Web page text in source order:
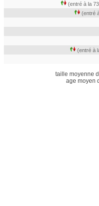
(entré à la
(entré
(entré à
taille moyenne
age moyen